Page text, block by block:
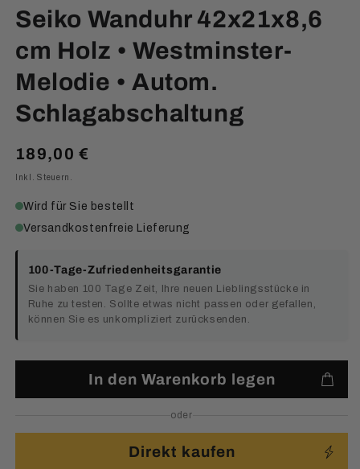
Seiko Wanduhr 42x21x8,6
cm Holz • Westminster-
Melodie • Autom.
Schlagabschaltung
Normaler
189,00 €
Inkl. Steuern.
Wird für Sie bestellt
Versandkostenfreie Lieferung
100-Tage-Zufriedenheitsgarantie
Sie haben 100 Tage Zeit, Ihre neuen Lieblingsstücke in
Ruhe zu testen. Sollte etwas nicht passen oder gefallen,
können Sie es unkompliziert zurücksenden.
In den Warenkorb legen
oder
Direkt kaufen